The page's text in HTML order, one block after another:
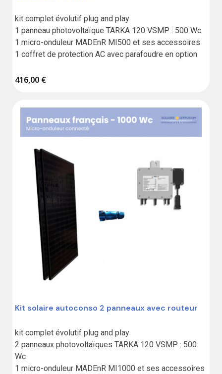
kit complet évolutif plug and play
1 panneau photovoltaïque TARKA 120 VSMP : 500 Wc
1 micro-onduleur MADEnR MI500 et ses accessoires
1 coffret de protection AC avec parafoudre en option
416,00 €
Kit solaire autoconso 2 panneaux avec routeur
kit complet évolutif plug and play
2 panneaux photovoltaïques TARKA 120 VSMP : 500
Wc
1 micro-onduleur MADEnR MI1000 et ses accessoires